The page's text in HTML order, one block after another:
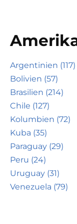
Argentinien (117)
Bolivien (57)
Brasilien (214)
Chile (127)
Kolumbien (72)
Kuba (35)
Paraguay (29)
Peru (24)
Uruguay (31)
Venezuela (79)